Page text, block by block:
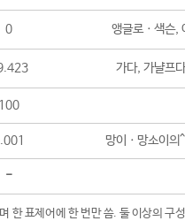
0 앵글로ㆍ색슨,
가다, 가냘프
100
망이ㆍ망소이
-
표제어에 한 번만 씀. 둘 이상의 구